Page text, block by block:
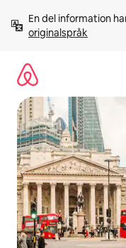
innehåll
En del information
originalspråk